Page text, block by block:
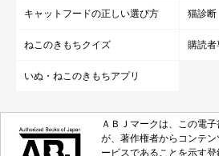
キャットフードの正しい選び方 猫診断
ねこのきもちクイズ 購読者
いぬ・ねこのきもちアプリ
ＡＢＪマークは、この電
が、著作権者からコンテ
ービスであることを示す